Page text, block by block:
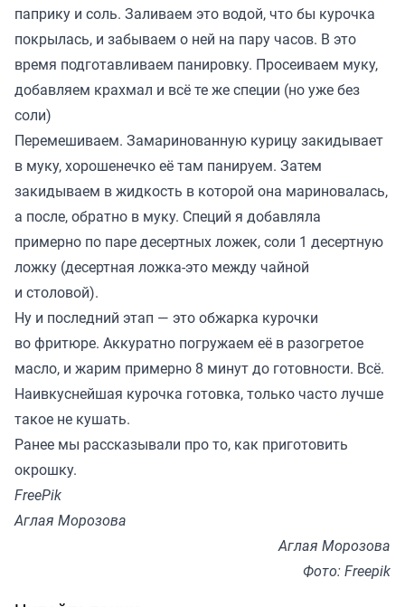
паприку и соль. Заливаем это водой, что бы курочка
покрылась, и забываем о ней на пару часов. В это
время подготавливаем панировку. Просеиваем муку,
добавляем крахмал и всё те же специи (но уже без
соли)
Перемешиваем. Замаринованную курицу закидывает
в муку, хорошенечко её там панируем. Затем
закидываем в жидкость в которой она мариновалась,
а после, обратно в муку. Специй я добавляла
примерно по паре десертных ложек, соли 1 десертную
ложку (десертная ложка-это между чайной
и столовой).
Ну и последний этап — это обжарка курочки
во фритюре. Аккуратно погружаем её в разогретое
масло, и жарим примерно 8 минут до готовности. Всё.
Наивкуснейшая курочка готовка, только часто лучше
такое не кушать.
Ранее мы рассказывали про то, как приготовить
окрошку.
FreePik
Аглая Морозова
Аглая Морозова
Фото: Freepik